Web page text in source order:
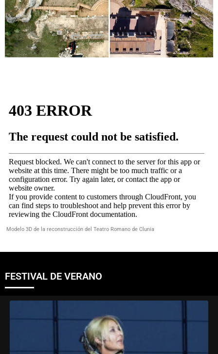
Modelo 3D de la reconstrucción del Teatro Romano de Clunia
FESTIVAL DE VERANO